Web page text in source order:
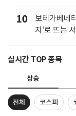
10
보테가베네
지'로 뜨는
실시간 TOP 종목
상승
전체 코스피